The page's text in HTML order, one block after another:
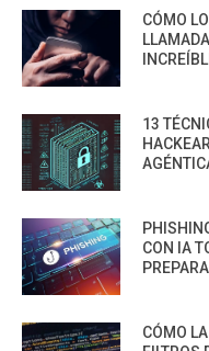
CÓMO
13
CON IA
CÓMO